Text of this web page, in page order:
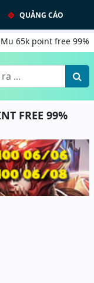
QUẢNG CÁO
65k point free 99%
FREE 99%